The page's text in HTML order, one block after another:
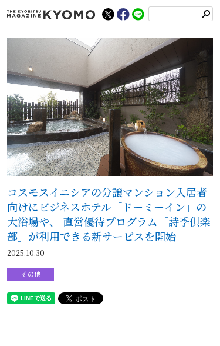
コスモスイニシアの分譲マンション入居者
向けにビジネスホテル「ドーミーイン」の
大浴場や、 直営優待プログラム「詩季俱楽
部」が利用できる新サービスを開始
2025.10.30
その他